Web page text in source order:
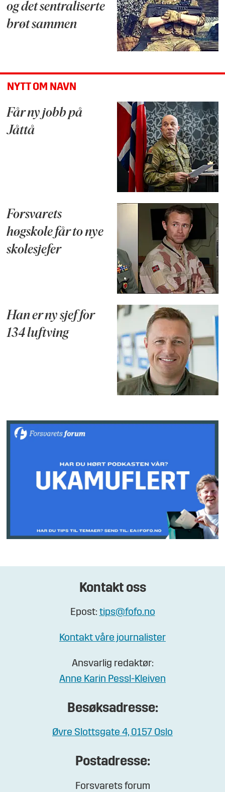
og det sentraliserte
brøt sammen
NYTT OM NAVN
Får ny jobb på
Jåttå
Forsvarets
høgskole får to nye
skolesjefer
Han er ny sjef for
134 luftving
Kontakt oss
Epost: tips@fofo.no
Kontakt våre journalister
Ansvarlig redaktør:
Anne Karin Pessl-Kleiven
Besøksadresse:
Øvre Slottsgate 4, 0157 Oslo
Postadresse:
Forsvarets forum